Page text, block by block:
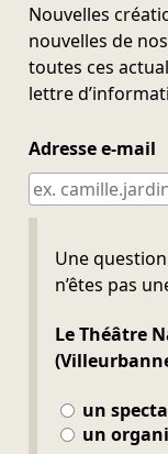
Nouvelles
nouvelles de
toutes ces
lettre
Adresse e-mail
Une
n’êtes pas
Le Théâtre
un
un
Ne pas